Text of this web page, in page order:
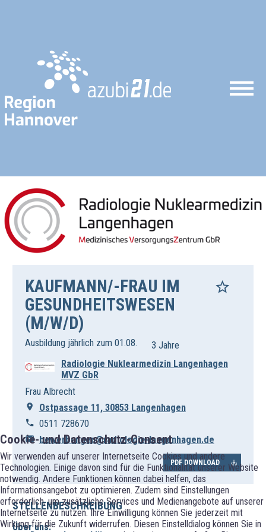
Cookie- und Datenschutz-Consent
Wir verwenden auf unserer Internetseite Cookies und andere
Technologien. Einige davon sind für die Funktionalität unserer Website
notwendig. Andere Funktionen können dabei helfen, das
Informationsangebot zu optimieren. Zudem sind Einstellungen
erforderlich, um zusätzliche Services und Medienangebote auf unserer
Internetseite zu nutzen. Ihre Einwilligung können Sie jederzeit mit
Wirkung für die Zukunft widerrufen. Diesen Einstelldialog können Sie in
KAUFMANN/-FRAU IM
GESUNDHEITSWESEN
(M/W/D)
Ausbildung jährlich zum 01.08.
3 Jahre
Radiologie Nuklearmedizin Langenhagen
MVZ GbR
Frau Albrecht
Ostpassage 11, 30853 Langenhagen
0511 728670
bewerbungen@radiologie-langenhagen.de
PDF DOWNLOAD
STELLENBESCHREIBUNG
Über uns: